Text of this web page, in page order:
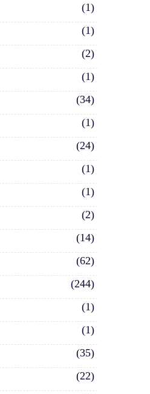
(1)
(1)
(2)
(1)
(34)
(1)
(24)
(1)
(1)
(2)
(14)
(62)
(244)
(1)
(1)
(35)
(22)